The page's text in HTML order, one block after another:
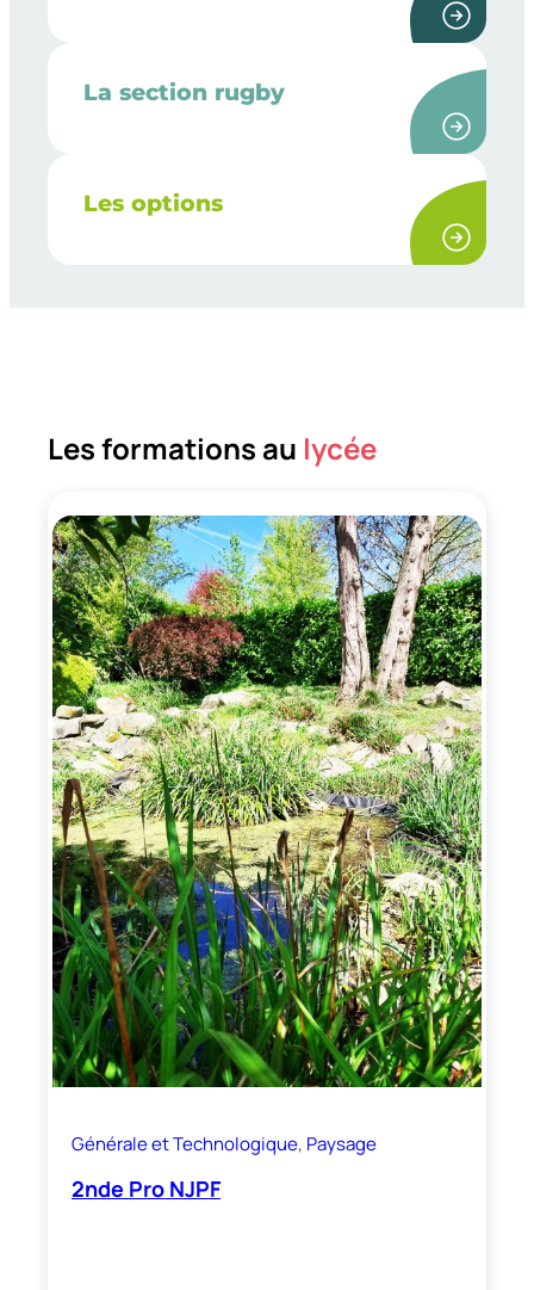
La section rugby
Les options
Les formations au lycée
Générale et Technologique, Paysage
2nde Pro NJPF